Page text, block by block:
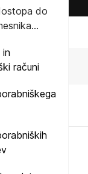
do
in
računi